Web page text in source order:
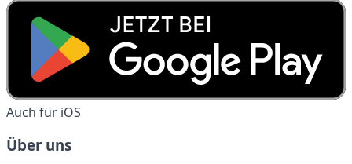
Auch für iOS
Über uns